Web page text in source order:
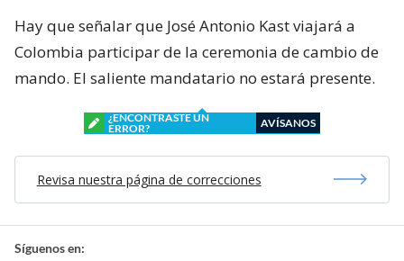
Hay que señalar que José Antonio Kast viajará a
Colombia participar de la ceremonia de cambio de
mando. El saliente mandatario no estará presente.
¿ENCONTRASTE UN
ERROR?
AVÍSANOS
Revisa nuestra página de correcciones
Síguenos en: